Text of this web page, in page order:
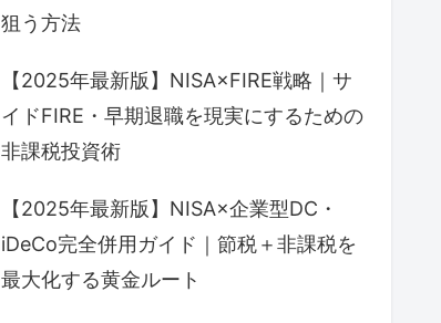
狙う方法
【2025年最新版】NISA×FIRE戦略｜サ
イドFIRE・早期退職を現実にするための
非課税投資術
【2025年最新版】NISA×企業型DC・
iDeCo完全併用ガイド｜節税＋非課税を
最大化する黄金ルート